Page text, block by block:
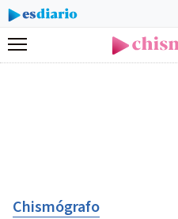
Menú
Chismógrafo